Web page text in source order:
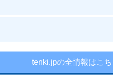
tenki.jpの全情報はこち